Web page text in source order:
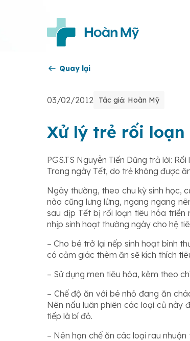
Quay lại
03/02/2012 Tác giả: Hoàn Mỹ
Xử lý trẻ rối loạn
PGS.TS Nguyễn Tiến Dũng trả lời:
Trong ngày Tết, do trẻ không được
Ngày thường, theo chu kỳ sinh học,
nào cũng lưng lửng, ngang ngang
sau dịp Tết bị rối loạn tiêu hóa triền
nhịp sinh hoạt thường ngày cho hệ
– Cho bé trở lại nếp sinh hoạt bình
có cảm giác thèm ăn sẽ kích thích
– Sử dụng men tiêu hóa, kèm theo
– Chế độ ăn với bé nhỏ đang ăn
Nên nấu luân phiên các loại củ này
tiếp là bí đỏ.
– Nên hạn chế ăn các loại rau